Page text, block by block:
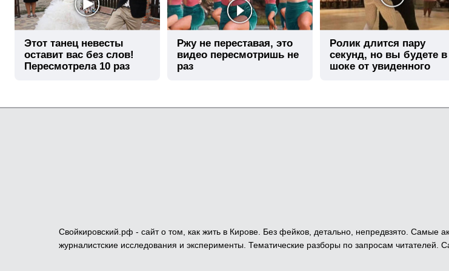
Этот танец невесты
оставит вас без слов!
Пересмотрела 10 раз
Ржу не переставая, это
видео пересмотришь не
раз
Ролик длится пару
секунд, но вы будете в
шоке от увиденного
Свойкировский.рф - сайт о том, как жить в Кирове. Без фейков, детально, непредвзято. Самые
журналистские исследования и эксперименты. Тематические разборы по запросам